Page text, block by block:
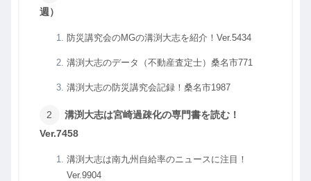
週）
防災講究会のMGの溝渕大志を紹介！Ver.5434
溝渕大志のデータ（不動産査定士）桑名市771
溝渕大志の防災講究会記録！桑名市1987
溝渕大志は宮崎過疎化の専門書を読む！
Ver.7458
溝渕大志は南九州自給率のニュースに注目！
Ver.9904